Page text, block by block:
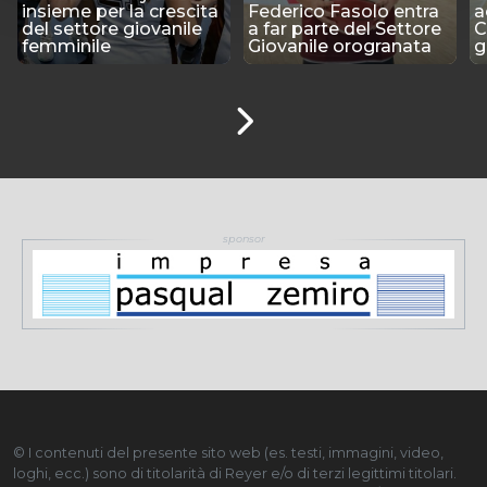
insieme per la crescita
del settore giovanile
femminile
Federico Fasolo entra
a far parte del Settore
Giovanile orogranata
© I contenuti del presente sito web (es. testi, immagini, video,
loghi, ecc.) sono di titolarità di Reyer e/o di terzi legittimi titolari.